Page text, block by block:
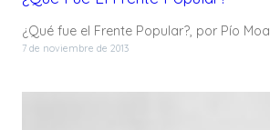
¿Qué fue el Frente Popular?, por Pío Moa
7 de noviembre de 2013